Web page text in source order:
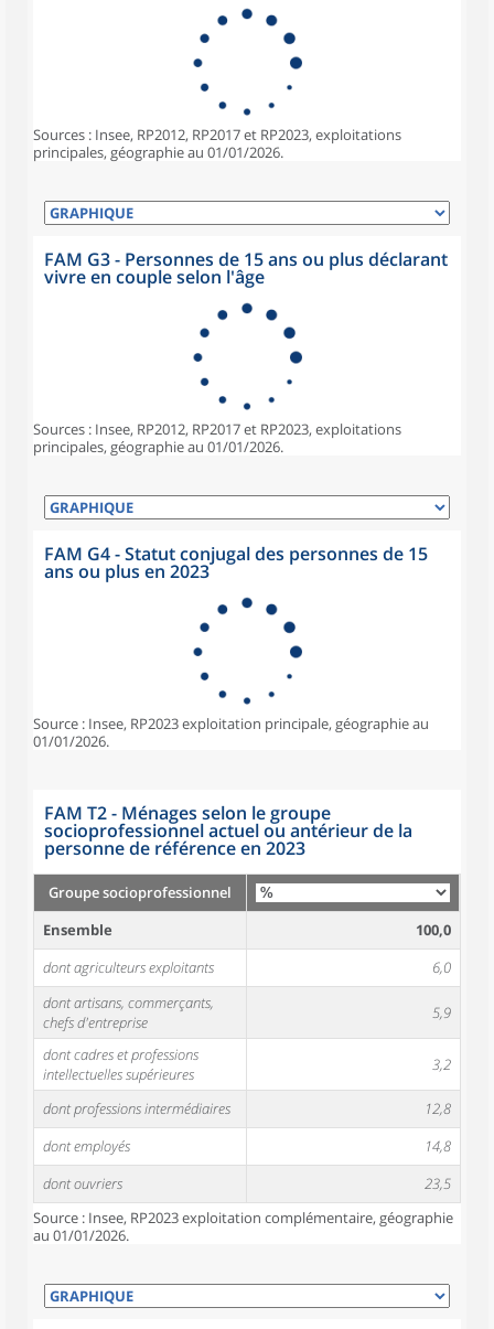
Sources : Insee, RP2012, RP2017 et RP2023, exploitations
principales, géographie au 01/01/2026.
FAM G3 - Personnes de 15 ans ou plus déclarant
vivre en couple selon l'âge
Sources : Insee, RP2012, RP2017 et RP2023, exploitations
principales, géographie au 01/01/2026.
FAM G4 - Statut conjugal des personnes de 15
ans ou plus en 2023
Source : Insee, RP2023 exploitation principale, géographie au
01/01/2026.
FAM T2 - Ménages selon le groupe
socioprofessionnel actuel ou antérieur de la
personne de référence en 2023
Groupe socioprofessionnel
Ensemble
100,0
dont agriculteurs exploitants
6,0
dont artisans, commerçants,
chefs d'entreprise
5,9
dont cadres et professions
intellectuelles supérieures
3,2
dont professions intermédiaires
12,8
dont employés
14,8
dont ouvriers
23,5
Source : Insee, RP2023 exploitation complémentaire, géographie
au 01/01/2026.